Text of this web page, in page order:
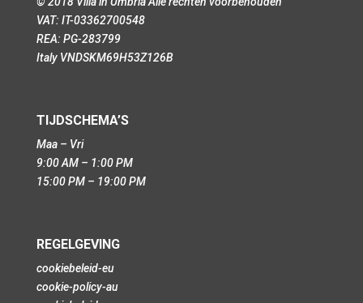
VAT: IT-03362700548
REA: PG-283799
Italy VNDSKM69H53Z126B
TIJDSCHEMA’S
Maa – Vri
9:00 AM – 1:00 PM
15:00 PM – 19:00 PM
REGELGEVING
cookiebeleid-eu
cookie-policy-au